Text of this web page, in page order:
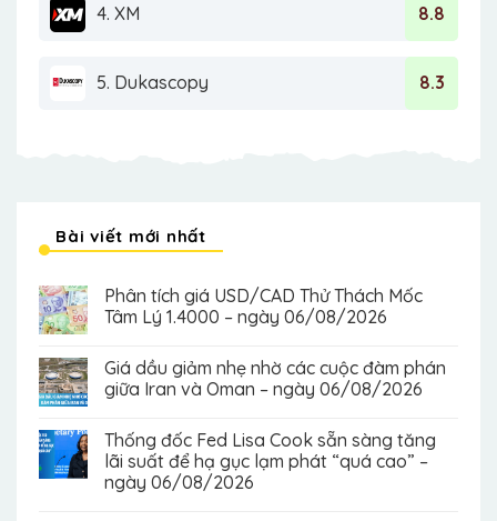
4. XM 8.8
5. Dukascopy 8.3
Bài viết mới nhất
Phân tích giá USD/CAD Thử Thách Mốc
Tâm Lý 1.4000 – ngày 06/08/2026
Giá dầu giảm nhẹ nhờ các cuộc đàm phán
giữa Iran và Oman – ngày 06/08/2026
Thống đốc Fed Lisa Cook sẵn sàng tăng
lãi suất để hạ gục lạm phát “quá cao” –
ngày 06/08/2026